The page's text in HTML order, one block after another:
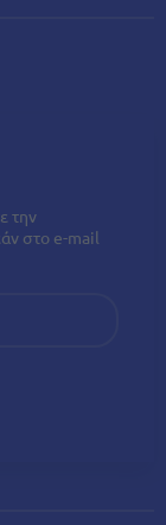
την
στο e-mail